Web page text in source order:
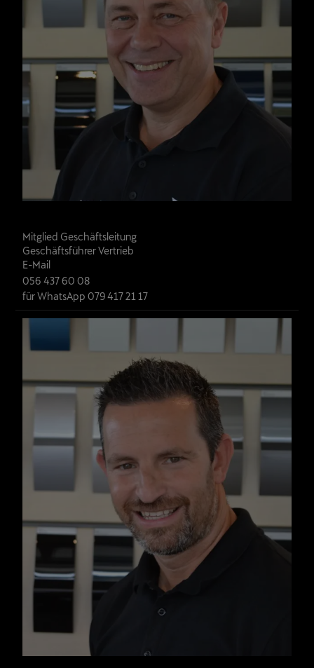
Mitglied Geschäftsleitung
Geschäftsführer Vertrieb
E-Mail
056 437 60 08
für WhatsApp 079 417 21 17